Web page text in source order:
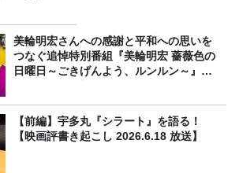
美輪明宏さんへの感謝と平和への思いを
つなぐ追悼特別番組『美輪明宏 薔薇色の
日曜日～ごきげんよう、ルンルン～』
【前編】宇多丸『シラート』を語る！
【映画評書き起こし 2026.6.18 放送】